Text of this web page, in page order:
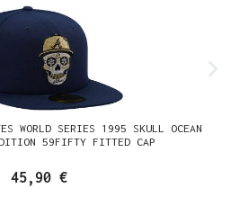
WORLD SERIES 1995 SKULL OCEAN
59FIFTY FITTED CAP
45,90 €